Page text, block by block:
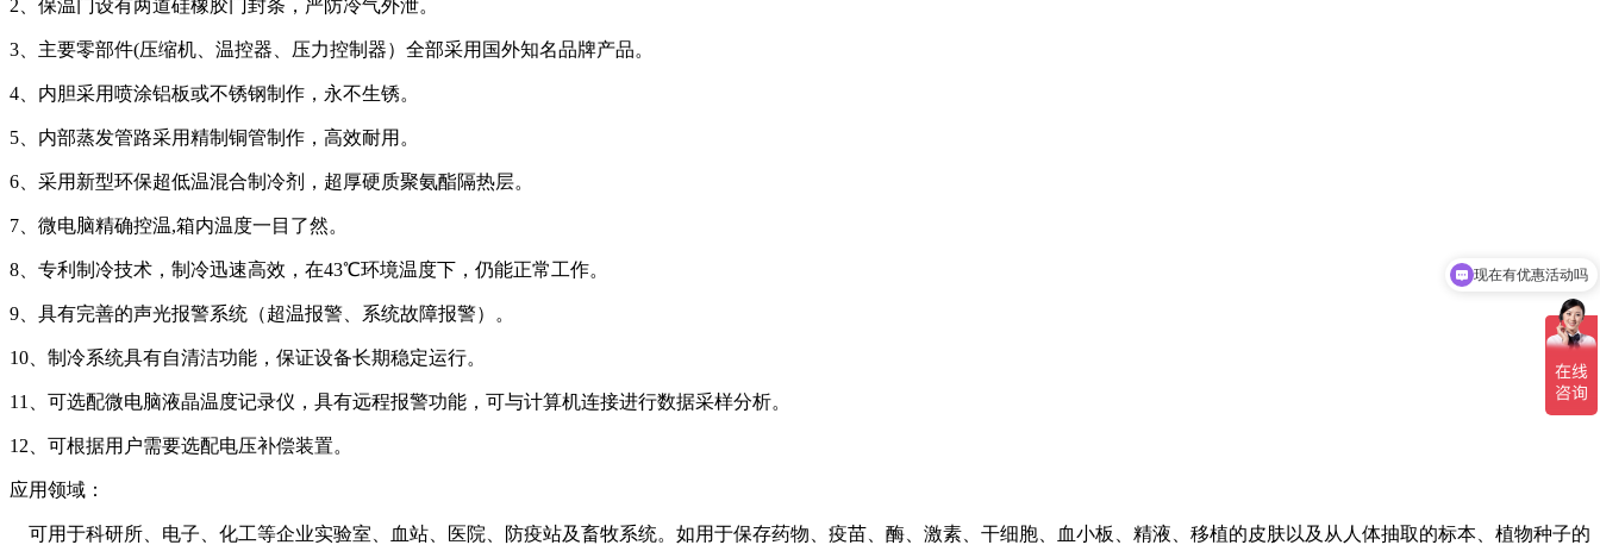
2、保温门设有两道硅橡胶门封条，严防冷气外泄。
3、主要零部件(压缩机、温控器、压力控制器）全部采用国外知名品牌产品。
4、内胆采用喷涂铝板或不锈钢制作，永不生锈。
5、内部蒸发管路采用精制铜管制作，高效耐用。
6、采用新型环保超低温混合制冷剂，超厚硬质聚氨酯隔热层。
7、微电脑精确控温,箱内温度一目了然。
8、专利制冷技术，制冷迅速高效，在43℃环境温度下，仍能正常工作。
9、具有完善的声光报警系统（超温报警、系统故障报警）。
10、制冷系统具有自清洁功能，保证设备长期稳定运行。
11、可选配微电脑液晶温度记录仪，具有远程报警功能，可与计算机连接进行数据采样分析。
12、可根据用户需要选配电压补偿装置。
应用领域：
可用于科研所、电子、化工等企业实验室、血站、医院、防疫站及畜牧系统。如用于保存药物、疫苗、酶、激素、干细胞、血小板、精液、移植的皮肤以及从人体抽取的标本、植物种子的
现在有优惠活动吗